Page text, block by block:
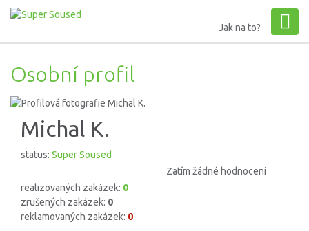
Jak na to?
Osobní profil
Michal K.
status: Super Soused
Zatím žádné hodnocení
realizovaných zakázek: 0
zrušených zakázek: 0
reklamovaných zakázek: 0